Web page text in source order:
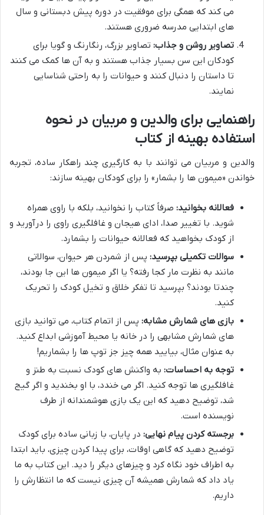
می کند که همگی برای موفقیت در دوره پیش دبستانی و سال
های ابتدایی مدرسه ضروری هستند.
تصاویر روشن و جذاب: تصاویر بزرگ، رنگارنگ و گویا برای
کودکان این سن بسیار جذاب هستند و به آن ها کمک می کنند
تا داستان را دنبال کنند و حیوانات را به راحتی شناسایی
نمایند.
راهنمایی برای والدین و مربیان در نحوه
استفاده بهینه از کتاب
والدین و مربیان می توانند با به کارگیری چند راهکار ساده، تجربه
خواندن «میمون ها را بشمار» را برای کودکان بهینه سازند:
فعالانه بخوانید: صرفاً کتاب را نخوانید، بلکه با راوی همراه
شوید. با تغییر صدا، ادای هیجان و غافلگیری راوی را درآورید و
از کودک بخواهید که فعالانه حیوانات را بشمارد.
سوالات تکمیلی بپرسید: پس از شمردن هر حیوان، سوالاتی
مانند به نظرت مار کجا رفته؟ یا اگر میمون ها این جا بودند،
چندتا بودند؟ بپرسید تا تفکر خلاق و تخیل کودک را تحریک
کنید.
بازی های شمارش مشابه: پس از اتمام کتاب، می توانید بازی
های شمارش مشابهی را در خانه یا محیط آموزشی ابداع کنید.
به عنوان مثال، بیایید همه چیز جز توپ ها را بشماریم!
توجه به احساسات: به واکنش های کودک نسبت به طنز و
غافلگیری ها توجه کنید. اگر می خندد، با او بخندید و اگر گیج
شد، توضیح دهید که این یک بازی هوشمندانه از طرف
نویسنده است.
برجسته کردن پیام نهایی: در پایان، با زبانی ساده برای کودک
توضیح دهید که گاهی اوقات، برای پیدا کردن چیزی، باید ابتدا
به اطراف خود نگاه کرد و چیزهای دیگر را دید. این کتاب به ما
یاد داد که شمارش همیشه آن چیزی نیست که ما انتظارش را
داریم.